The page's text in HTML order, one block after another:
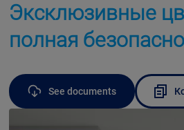
Эксклюзивные
полная
See documents